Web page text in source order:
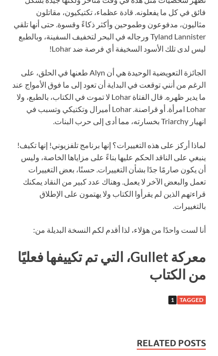
فائق في كل ما يفعلونه. قادة عظماء، تكتيكيون، مقاتلون
مثاليون، مدفوعون وطموحين وأكثر ذكاءً وقسوة. حتى أنها تلقي
Tyland Lannister ورجاله في البحر لتخفيف السفينة، وبالطبع
ليس لدى تلك الأسود السخيفة أي فرصة ضد Lohar!
الجائزة التعويضية الوحيدة هي أن Alyn طعنها في الحلق، على
الرغم من أنني توقعت في البداية أن تعود إلى ما فوق الأمواج عند
ما يدير ظهره. قال الفتاة Lohar لا تموت في الكتاب، بالطبع، ولا
Lohar امرأة. أو قراصنة. Lohar أميرال وتكتيكي وتسبب في
انهيار Triarchy بخسارته، مما أدى إلى حرب البنات.
لماذا أركز على هذه التغييرات؟ إنها برنامج تلفزيوني! إنها تكيف!
ينبغي على الناقد الحكم عليها بناءً على مزاياها الخاصة، وليس
أن يكون صارمًا جدًا بشأن التغييرات. حسنًا، بعض التغييرات
تعمل والبعض الآخر لا يعمل. وهناك عدد كبير من النقاد يمكنك
قراءتهم الذين لم يقرأوا الكتاب ولا يهتمون على الإطلاق
بالتغييرات.
أنا لست واحدًا من هؤلاء، لذا أقدم لكم النسخة البديلة من:
معركة Gullet، التي تم تكييفها فعليًا
من الكتاب
TAGGED
1
RELATED POSTS